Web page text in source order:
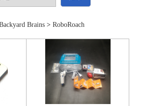
Brains> RoboRoach